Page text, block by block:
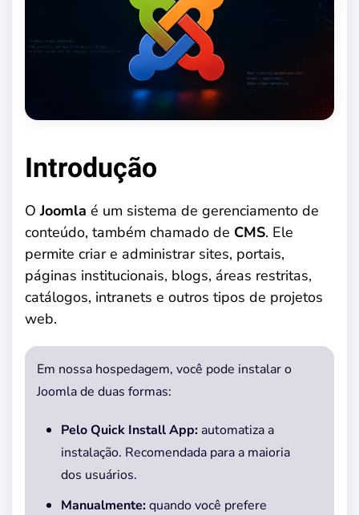
Introdução
OJoomla é um sistema de gerenciamento de
conteúdo, também chamado de CMS. Ele
permite criar e administrar sites, portais,
páginas institucionais, blogs, áreas restritas,
catálogos, intranets e outros tipos de projetos
web.
Em nossa hospedagem, você pode instalar o
Joomla de duas formas:
Pelo Quick Install App: automatiza a
instalação. Recomendada para a maioria
dos usuários.
Manualmente:quando você prefere